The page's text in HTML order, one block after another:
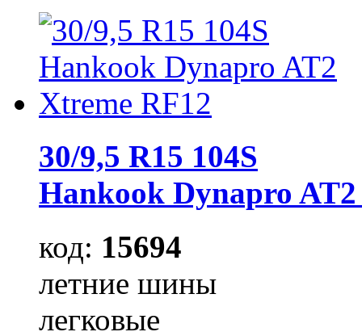
30/9,5 R15 104S
Hankook Dynapro
код: 15694
летние шины
легковые